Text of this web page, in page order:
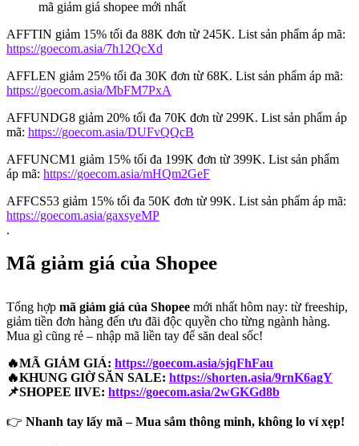
mã giảm giá shopee mới nhất
AFFTIN giảm 15% tối đa 88K đơn từ 245K. List sản phẩm áp mã:
https://goecom.asia/7h12QcXd
AFFLEN giảm 25% tối đa 30K đơn từ 68K. List sản phẩm áp mã:
https://goecom.asia/MbFM7PxA
AFFUNDG8 giảm 20% tối đa 70K đơn từ 299K. List sản phẩm áp
mã: https://goecom.asia/DUFvQQcB
AFFUNCM1 giảm 15% tối đa 199K đơn từ 399K. List sản phẩm
áp mã: https://goecom.asia/mHQm2GeF
AFFCS53 giảm 15% tối đa 50K đơn từ 99K. List sản phẩm áp mã:
https://goecom.asia/gaxsyeMP
.
Mã giảm giá của Shopee
Tổng hợp mã giảm giá của Shopee mới nhất hôm nay: từ freeship,
giảm tiền đơn hàng đến ưu đãi độc quyền cho từng ngành hàng.
Mua gì cũng rẻ – nhập mã liền tay để săn deal sốc!
🔥MÃ GIẢM GIÁ: https://goecom.asia/sjqFhFau
🔥KHUNG GIỜ SĂN SALE: https://shorten.asia/9rnK6agY
📌SHOPEE lIVE: https://goecom.asia/2wGKGd8b
👉 Nhanh tay lấy mã – Mua sắm thông minh, không lo ví xẹp!